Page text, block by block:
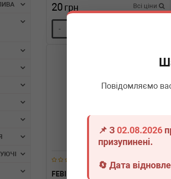
Повідомляємо
📌 З02.08.2026
призупинені.
🔄 Дата
20 грн Всі ціни
-
FEBI BILSTEIN